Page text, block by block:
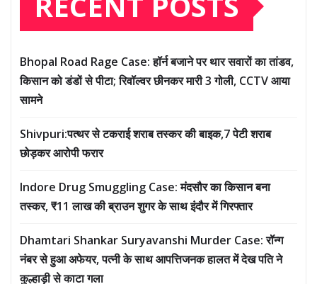
Bhopal Road Rage Case: हॉर्न बजाने पर थार सवारों का तांडव,
किसान को डंडों से पीटा; रिवॉल्वर छीनकर मारी 3 गोली, CCTV आया
सामने
Shivpuri:पत्थर से टकराई शराब तस्कर की बाइक,7 पेटी शराब
छोड़कर आरोपी फरार
Indore Drug Smuggling Case: मंदसौर का किसान बना
तस्कर, ₹11 लाख की ब्राउन शुगर के साथ इंदौर में गिरफ्तार
Dhamtari Shankar Suryavanshi Murder Case: रॉन्ग
नंबर से हुआ अफेयर, पत्नी के साथ आपत्तिजनक हालत में देख पति ने
कुल्हाड़ी से काटा गला